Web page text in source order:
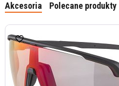
Akcesoria Polecane produkty